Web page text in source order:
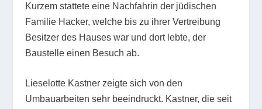
Kurzem stattete eine Nachfahrin der jüdischen
Familie Hacker, welche bis zu ihrer Vertreibung
Besitzer des Hauses war und dort lebte, der
Baustelle einen Besuch ab.
Lieselotte Kastner zeigte sich von den
Umbauarbeiten sehr beeindruckt. Kastner, die seit